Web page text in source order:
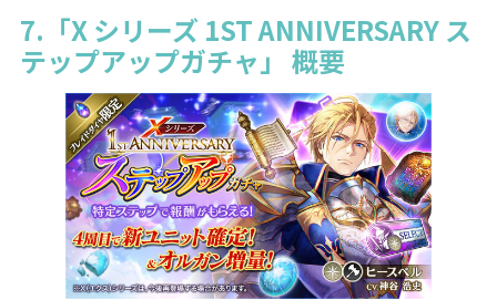
7.「X シリーズ 1ST ANNIVERSARY ス
テップアップガチャ」 概要